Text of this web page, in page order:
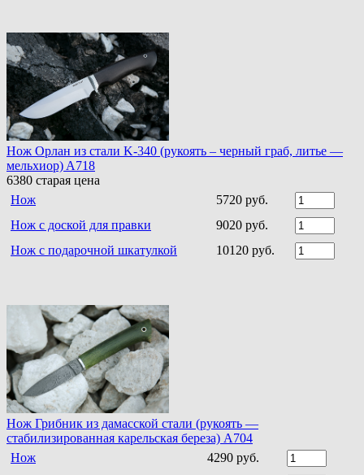
Нож Орлан из стали K-340 (рукоять – черный граб, литье —
мельхиор) A718
6380 старая цена
Нож
5720 руб.
Нож с доской для правки
9020 руб.
Нож с подарочной шкатулкой
10120 руб.
Нож Грибник из дамасской стали (рукоять —
стабилизированная карельская береза) A704
Нож
4290 руб.